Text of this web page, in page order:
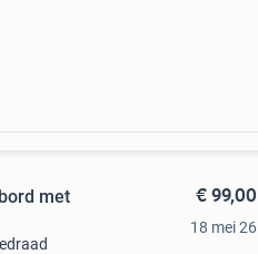
met
€ 99,00
18 mei 26